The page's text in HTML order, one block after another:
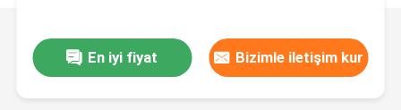
En iyi fiyat Bizimle iletişim kur